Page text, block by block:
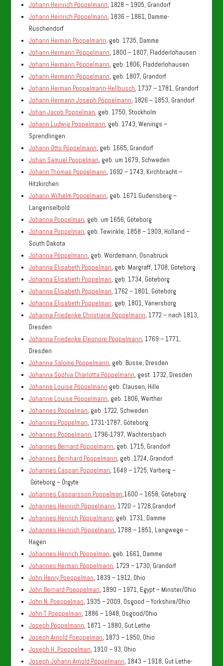
Johann Heinrich Pöppelmann, 1828 – 1905, Grandorf
Johann Heinrich Pöppelmann, 1836 – 1861, Damme-
Rüschendorf
Johann Herman Pöppelmann, geb. 1735, Damme
Johann Hermann Pöppelmann, 1800 – 1807, Fladderlohausen
Johann Hermann Pöppelmann, geb. 1806, Fladderlohausen
Johann Hermann Pöppelmann, geb. 1807, Grandorf
Johann Herman Pöppelmann-Hellbusch, 1737 – 1781, Grandorf
Johann Hermann Joseph Pöppelmann, 1826 – 1853, Grandorf
Johan Jacob Poppelman, geb. 1750, Stockholm
Johann Ludwig Poppelmann, geb. 1743, Wenings –
Sprendlingen
Johann Otto Pöppelmann, geb. 1665, Grandorf
Johan Samuel Poppelman, geb. um 1679, Schweden
Johann Thomas Pöppelmann, 1692 – 1743, Kirchbracht –
Hitzkirchen
Johann Wilhelm Poppelmann, geb. 1671 Gudensberg –
Langenselbold
Johanna Poppelman, geb. um 1656, Göteborg
Johanna Poppelman, geb. Tewinkle, 1858 – 1909, Holland –
South Dakota
Johanna Pöppelmann, geb. Wördemann, Osnabrück
Johanna Elisabeth Poppelman, geb. Margraff, 1708, Göteborg
Johanna Elisabeth Poppelman, geb. 1734, Göteborg
Johanna Elisabeth Poppelman, 1762 – 1801, Göteborg
Johanna Elisabeth Poppelman, geb. 1801, Vänersborg
Johanna Friederike Christiane Pöppelmann, 1772 – nach 1813,
Dresden
Johanna Friederike Eleonore Pöppelmann, 1769 – 1771,
Dresden
Johanna Salome Pöppelmann, geb. Busse, Dresden
Johanna Sophia Charlotta Pöppelmann, gest. 1732, Dresden
Johanne Louise Pöppelmann geb. Clausen, Hille
Johanne Louise Pöppelmann, geb. 1806, Werther
Johannes Poppelman, geb. 1722, Schweden
Johannes Poppelman, 1731-1787, Göteborg
Johannes Poppelmann, 1796-1797, Wächtersbach
Johannes Bernard Pöppelmann, geb. 1715, Grandorf
Johannes Bernhard Pöppelmann, geb. 1724, Grandorf
Johannes Caspari Poppelman, 1649 – 1725, Varberg –
Göteborg – Örgyte
Johannes Casparsson Poppelman,1600 – 1658, Göteborg
Johannes Heinrich Pöppelmann, 1720 – 1728,Grandorf
Johannes Henrich Pöppelmann, geb. 1731, Damme
Johannes Heinrich Pöppelmann, 1788 – 1851, Langwege –
Hagen
Johannes Henrich Pöppelman, geb. 1661, Damme
Johannes Herman Pöppelmann, 1729 – 1730, Grandorf
John Henry Poeppelman, 1839 – 1912, Ohio
John Bernard Poeppelman, 1890 – 1971, Egypt – Minster/Ohio
John N. Poeppelman, 1935 – 2009, Osgood – Yorkshire/Ohio
John T. Poeppelman, 1886 – 1948, Osgood/Ohio
Joseph Pöppelmann, 1871 – 1880, Gut Lethe
Joseph Arnold Poeppelman, 1873 – 1950, Ohio
Joseph H. Poeppelman, 1910 – 93, Ohio
Joseph Johann Arnold Pöppelmann, 1843 – 1918, Gut Lethe-